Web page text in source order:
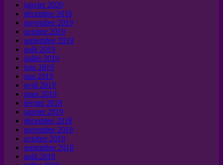
janvier 2020
décembre 2019
novembre 2019
octobre 2019
septembre 2019
août 2019
juillet 2019
juin 2019
mai 2019
avril 2019
mars 2019
février 2019
janvier 2019
décembre 2018
novembre 2018
octobre 2018
septembre 2018
août 2018